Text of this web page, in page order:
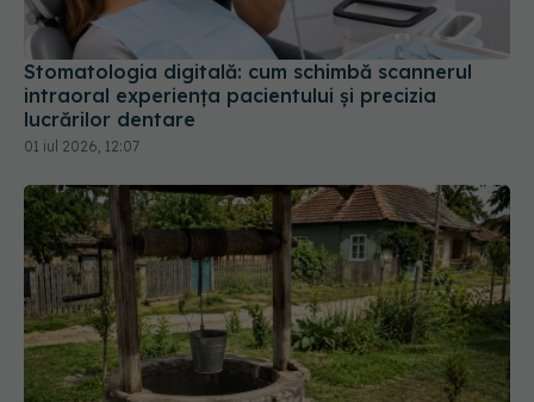
Stomatologia digitală: cum schimbă scannerul
intraoral experiența pacientului și precizia
lucrărilor dentare
01 iul 2026, 12:07